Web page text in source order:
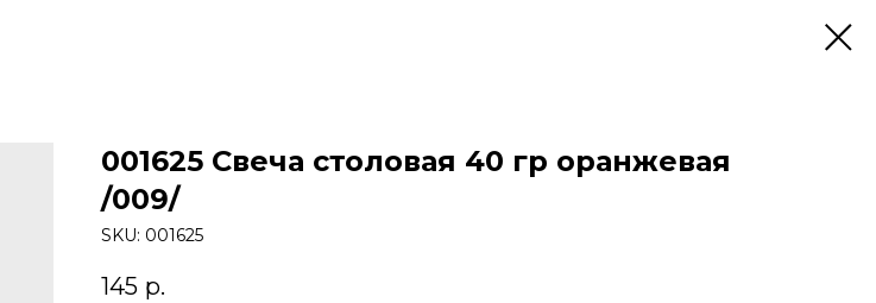
001625 Свеча столовая 40 гр оранжевая
/009/
SKU: 001625
145 р.